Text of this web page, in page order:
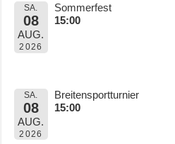
SA.
08
AUG.
2026
Sommerfest
15:00
SA.
08
AUG.
2026
Breitensportturnier
15:00